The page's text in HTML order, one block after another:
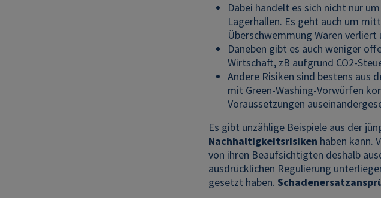
Dabei handelt es sich nicht nur
Lagerhallen. Es geht auch um
Überschwemmung Waren
Daneben gibt es auch weniger
Wirtschaft, zB aufgrund CO2-
Andere Risiken sind bestens
mit Green-Washing-Vorwürfen
Voraussetzungen
Es gibt unzählige Beispiele aus der
Nachhaltigkeitsrisiken haben kann.
von ihren Beaufsichtigten deshalb
ausdrücklichen Regulierung
gesetzt haben.